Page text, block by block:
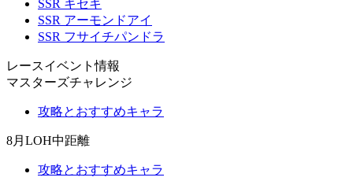
SSR キセキ
SSR アーモンドアイ
SSR フサイチパンドラ
レースイベント情報
マスターズチャレンジ
攻略とおすすめキャラ
8月LOH中距離
攻略とおすすめキャラ